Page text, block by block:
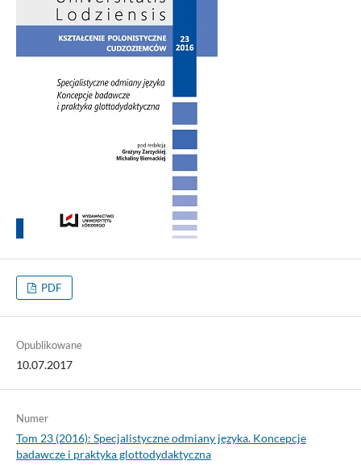
PDF
Opublikowane
10.07.2017
Numer
Tom 23 (2016): Specjalistyczne odmiany języka. Koncepcje
badawcze i praktyka glottodydaktyczna